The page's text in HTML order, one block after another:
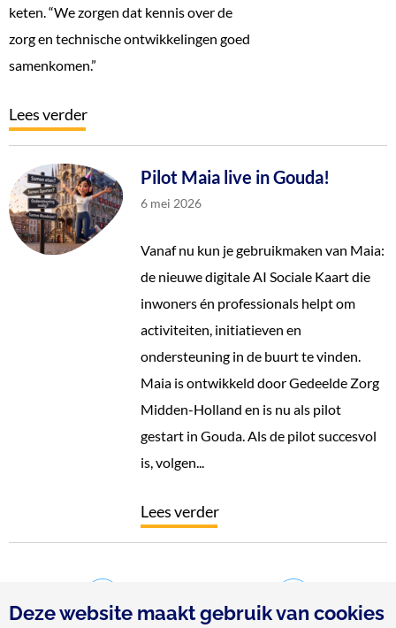
keten. “We zorgen dat kennis over de
zorg en technische ontwikkelingen goed
samenkomen.”
Lees verder
Pilot Maia live in Gouda!
6 mei 2026
Vanaf nu kun je gebruikmaken van Maia:
de nieuwe digitale AI Sociale Kaart die
inwoners én professionals helpt om
activiteiten, initiatieven en
ondersteuning in de buurt te vinden.
Maia is ontwikkeld door Gedeelde Zorg
Midden-Holland en is nu als pilot
gestart in Gouda. Als de pilot succesvol
is, volgen...
Lees verder
Deze website maakt gebruik van cookies